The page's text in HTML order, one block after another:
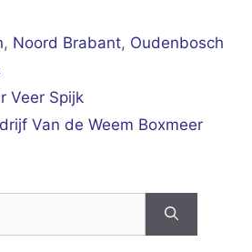
, Noord Brabant, Oudenbosch
Veer Spijk
Van de Weem Boxmeer